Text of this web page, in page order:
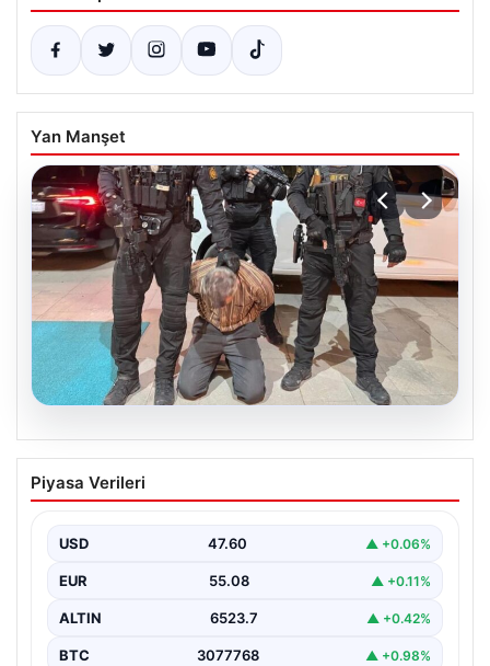
Yan Manşet
05.08.2026
FETÖ’nün Marmaris Suikast Timinde İki
Yıldızın Çıkardığı Sır: Firari Teröristin
15 Temmuz 2016 tarihinde gerçekleştirilen başarısız
girişimin…
Piyasa Verileri
USD 47.60 ▲ +0.06%
EUR 55.08 ▲ +0.11%
ALTIN 6523.7 ▲ +0.42%
BTC 3077768 ▲ +0.98%